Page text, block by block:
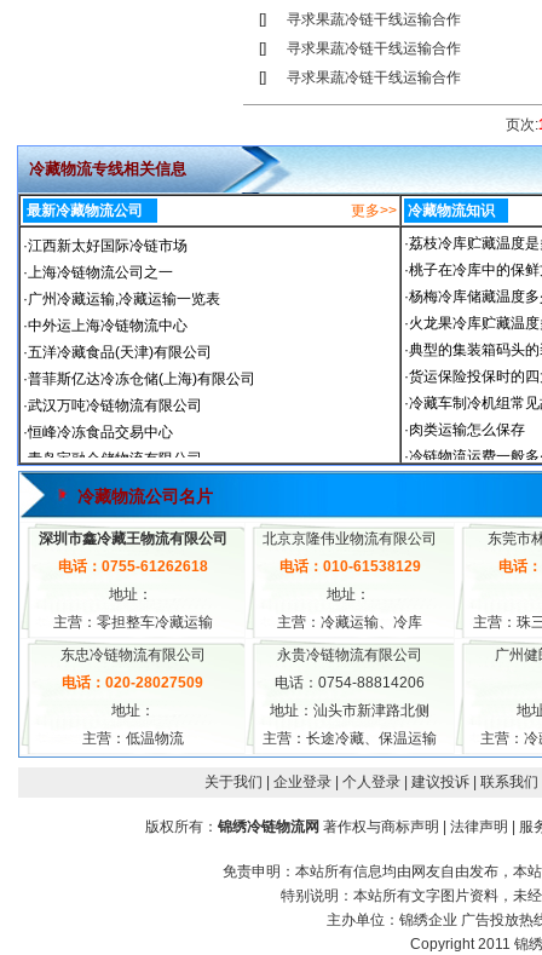
[]
寻求果蔬冷链干线运输合作
[]
寻求果蔬冷链干线运输合作
[]
寻求果蔬冷链干线运输合作
页次:
冷藏物流专线相关信息
最新冷藏物流公司 更多>> 冷藏物流知识
冷藏物流公司名片
深圳市鑫冷藏王物流有限公司
电话：0755-61262618
地址：
主营：零担整车冷藏运输
北京京隆伟业物流有限公司
电话：010-61538129
地址：
主营：冷藏运输、冷库
东莞市
电话
主营：珠
东忠冷链物流有限公司
电话：020-28027509
地址：
主营：低温物流
永贵冷链物流有限公司
电话：0754-88814206
地址：汕头市新津路北侧
主营：长途冷藏、保温运输
广州
地
主营：
关于我们 | 企业登录 | 个人登录 | 建议投诉 | 联系我们
版权所有： 锦绣冷链物流网 著作权与商标声明 | 法律声明 | 服
免责申明：本站所有信息均由网友自由发布，本
特别说明：本站所有文字图片资料，未
主办单位： 锦绣企业 广告投放热
Copyright 2011 锦